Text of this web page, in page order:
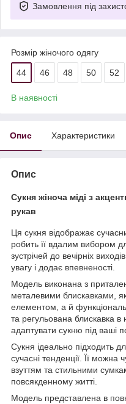
Замовлення під
Розмір жіночого одягу
44 46 48 50 52
В наявності
Опис Характеристики
Опис
Сукня жіноча міді з
рукав
Ця сукня відображає
робить її вдалим вибором
зустрічей до вечірніх
увагу і додає впевненості.
Модель виконана з
металевими блискавками,
елементом, а й
та регульована блискавка в
адаптувати сукню під ваші
Сукня ідеально підходить
сучасні тенденції. Її
взуттям та стильними
повсякденному житті.
Модель представлена в